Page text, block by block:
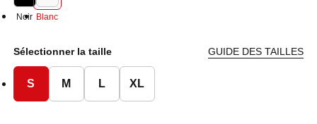
Noir Blanc
Sélectionner la taille GUIDE DES TAILLES
S M L XL